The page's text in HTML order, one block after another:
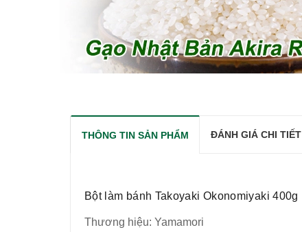
THÔNG TIN SẢN PHẨM ĐÁNH GIÁ CHI TIẾT
Bột làm bánh Takoyaki Okonomiyaki 400g
Thương hiệu: Yamamori